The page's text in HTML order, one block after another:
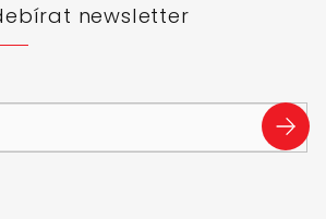
newsletter
SE